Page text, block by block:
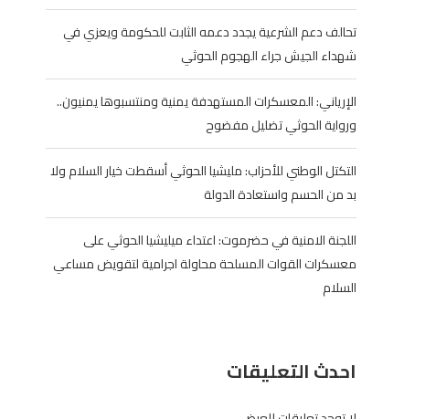
تحالف دعم الشرعية يجدد دعمه الثابت للحكومة ويعزي في
شهداء الجيش جراء الهجوم الحوثي
الإرياني: المعسكرات المستهدفة يمنية ومنتسبوها يمنيون..
ورواية الحوثي تضليل مفضوح
التكتل الوطني للأحزاب: مليشيا الحوثي أسقطت خيار السلام ولا
بد من الحسم واستعادة الدولة
اللجنة الامنية في حضرموت: اعتداء ميليشيا الحوثي على
معسكرات القوات المسلحة محاولة اجرامية لتقويض مساعي
السلام
احدث التعليقات